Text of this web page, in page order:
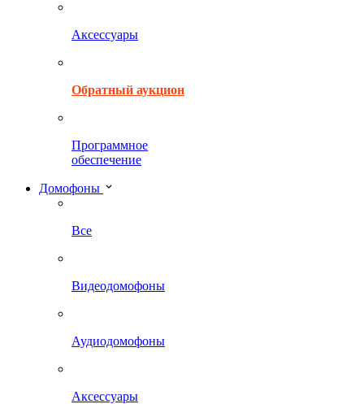
Аксессуары
Обратный аукцион
Программное
обеспечение
Домофоны
Все
Видеодомофоны
Аудиодомофоны
Аксессуары